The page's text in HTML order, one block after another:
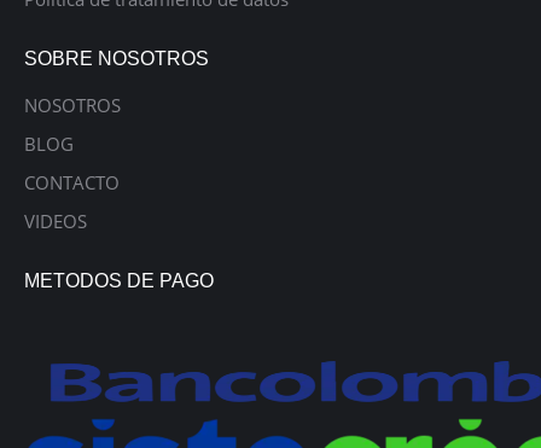
SOBRE NOSOTROS
NOSOTROS
BLOG
CONTACTO
VIDEOS
METODOS DE PAGO